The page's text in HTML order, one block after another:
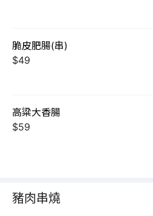
脆皮肥腸(串)
$49
高粱大香腸
$59
豬肉串燒